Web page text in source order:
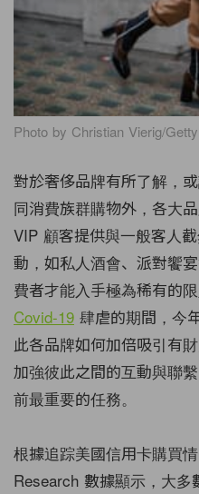
Photo by Christian Vierig/
對於奢侈品牌有所了解，
同消費族群購物外，各大
VIP 顧客提供與一般客人
動，如私人酒會、派對饗
費者才能入手極為稀有的
Covid-19 肆虐的期間，今
此各品牌如何加倍吸引有
加強彼此之間的互動與聯
前最重要的任務。
根據追踪美國信用卡購買
Research 數據顯示 ， 大多